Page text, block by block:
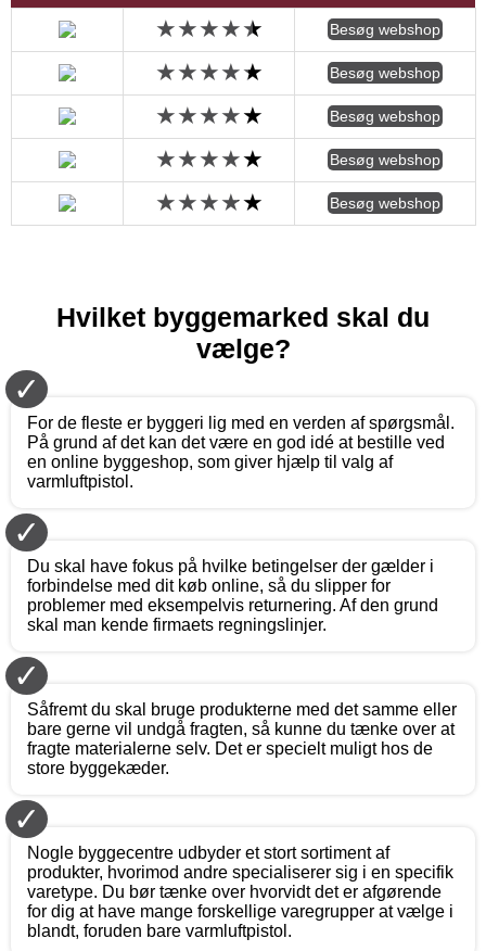
Besøg webshop
Besøg webshop
Besøg webshop
Besøg webshop
Besøg webshop
Hvilket byggemarked skal du
vælge?
✓
For de fleste er byggeri lig med en verden af spørgsmål.
På grund af det kan det være en god idé at bestille ved
en online byggeshop, som giver hjælp til valg af
varmluftpistol.
✓
Du skal have fokus på hvilke betingelser der gælder i
forbindelse med dit køb online, så du slipper for
problemer med eksempelvis returnering. Af den grund
skal man kende firmaets regningslinjer.
✓
Såfremt du skal bruge produkterne med det samme eller
bare gerne vil undgå fragten, så kunne du tænke over at
fragte materialerne selv. Det er specielt muligt hos de
store byggekæder.
✓
Nogle byggecentre udbyder et stort sortiment af
produkter, hvorimod andre specialiserer sig i en specifik
varetype. Du bør tænke over hvorvidt det er afgørende
for dig at have mange forskellige varegrupper at vælge i
blandt, foruden bare varmluftpistol.